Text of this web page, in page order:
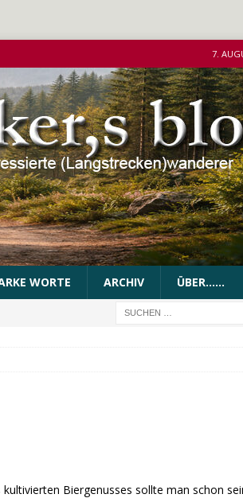
7.
WORTE ARCHIV ÜBER……
Biergenusses sollte man schon